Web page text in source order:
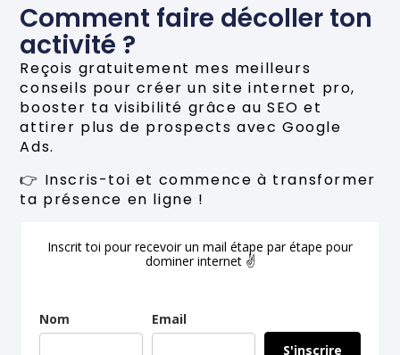
Comment faire décoller ton
activité ?
Reçois gratuitement mes meilleurs
conseils pour créer un site internet pro,
booster ta visibilité grâce au SEO et
attirer plus de prospects avec Google
Ads.
👉 Inscris-toi et commence à transformer
ta présence en ligne !
Inscrit toi pour recevoir un mail étape par étape pour
dominer internet ✌
Nom
Email
S'inscrire